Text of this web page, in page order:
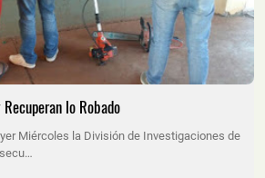
lo Robado
Miércoles la División de Investigaciones de